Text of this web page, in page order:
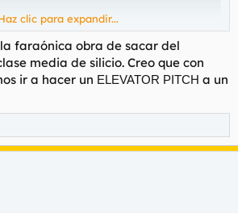
de caracolas de chocolate. Se aceptan
nada, es sólo una estructura que ya iré
tener conversación con él hasta
de follacita, pero eso será más adelante.
la versión Alfa 0.0.1 del proyecto
clic para expandir...
faraónica obra de sacar del
media de silicio. Creo que con
ir a hacer un ELEVATOR PITCH a un